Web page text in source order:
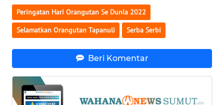
Peringatan Hari Orangutan Se Dunia 2022
Selamatkan Orangutan Tapanuli Serba Serbi
Beri Komentar
WN
SERAMBI
WN